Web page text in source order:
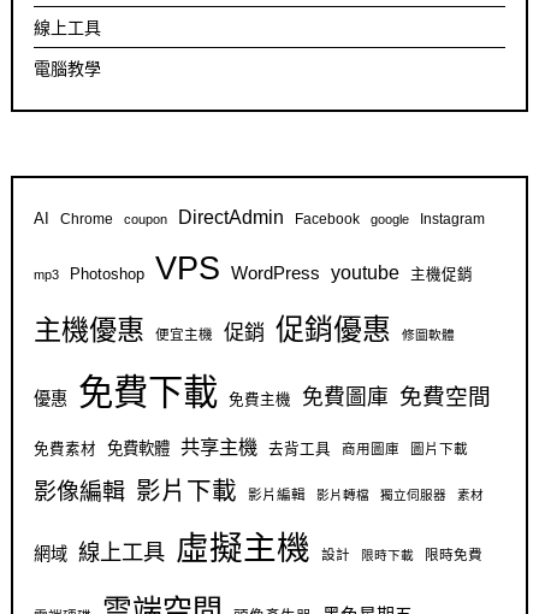
線上工具
電腦教學
AI Chrome coupon DirectAdmin Facebook google Instagram
mp3 Photoshop VPS WordPress youtube 主機促銷
主機優惠 便宜主機 促銷 促銷優惠 修圖軟體
優惠 免費下載 免費主機 免費圖庫 免費空間
免費素材 免費軟體 共享主機 去背工具 商用圖庫 圖片下載
影像編輯 影片下載 影片編輯 影片轉檔 獨立伺服器 素材
網域 線上工具 虛擬主機 設計 限時下載 限時免費